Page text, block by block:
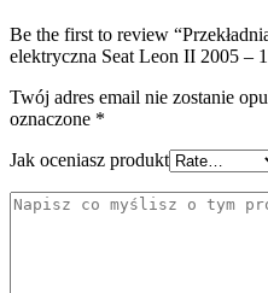
Be the first to review
elektryczna Seat Leon II 2005 –
Twój adres email nie zostanie
oznaczone *
Jak oceniasz produkt